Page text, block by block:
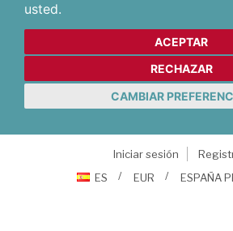
usted.
ACEPTAR
RECHAZAR
CAMBIAR
Iniciar sesión
ES
EUR ESPAÑA